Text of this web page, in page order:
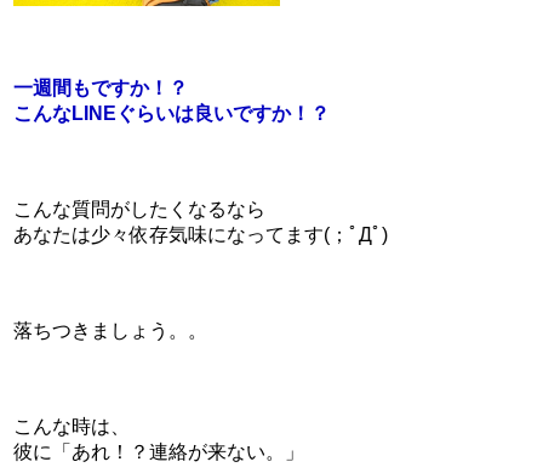
一週間もですか！？
こんなLINEぐらいは良いですか！？
こんな質問がしたくなるなら
あなたは少々依存気味になってます(；ﾟДﾟ)
落ちつきましょう。。
こんな時は、
彼に「あれ！？連絡が来ない。」